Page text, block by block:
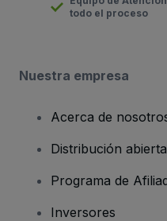
todo el proceso
Nuestra empresa
Acerca de
Distribución abierta
Programa de
Inversores